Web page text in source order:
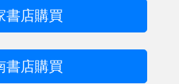
書店購買
書店購買